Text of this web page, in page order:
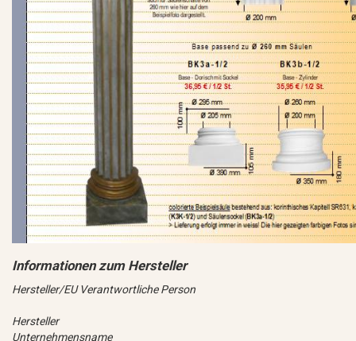
Hersteller/EU Verantwortliche Person
Hersteller
Unternehmensname